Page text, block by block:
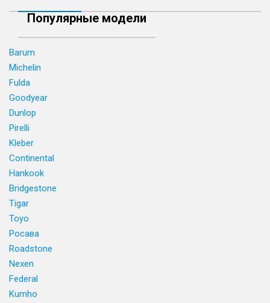
Популярные модели
Barum
Michelin
Fulda
Goodyear
Dunlop
Pirelli
Kleber
Continental
Hankook
Bridgestone
Tigar
Toyo
Росава
Roadstone
Nexen
Federal
Kumho